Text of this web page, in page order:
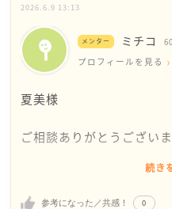
2026.6.9 13:13
メンター ミチコ
プロフィールを見る
夏美様
ご相談ありがとうござい
読書好きなこともロマン
料にはならないです。大
続き
参考になった／共感！ 0